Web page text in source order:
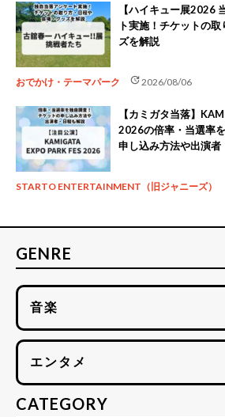
【ハイキュー展2026
ト実施！チケットの
ズを解説
おでかけ・テーマパーク update2026/08/06
【カミガタ当落】
2026の倍率・当選率
申し込み方法や出演者
STARTO ENTERTAINMENT（旧ジャニーズ）
GENRE
音楽
エンタメ
CATEGORY